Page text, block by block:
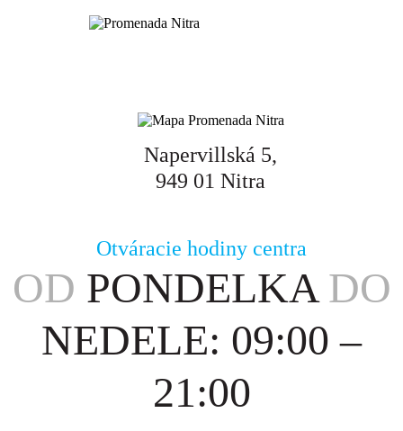
Napervillská 5,
949 01 Nitra
Otváracie hodiny centra
OD PONDELKA DO
NEDELE: 09:00 –
21:00